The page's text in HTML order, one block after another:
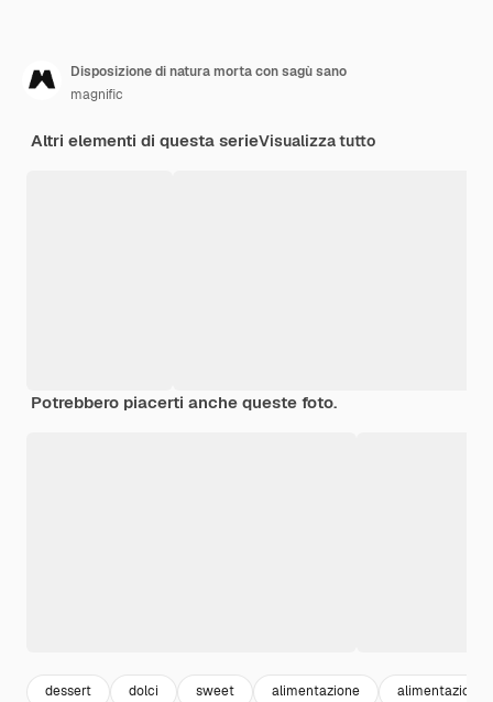
Disposizione di natura morta con sagù sano
magnific
Altri elementi di questa serieVisualizza tutto
Potrebbero piacerti anche queste foto.
dessert dolci sweet alimentazione alimentazione